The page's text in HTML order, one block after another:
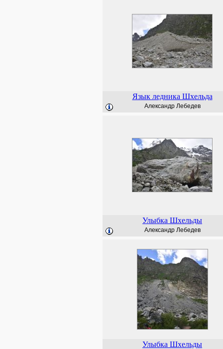
Язык ледника Шхельда
Александр Лебедев
Улыбка Шхельды
Александр Лебедев
Улыбка Шхельды